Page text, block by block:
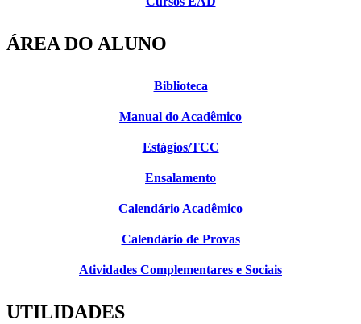
ÁREA DO ALUNO
Biblioteca
Manual do Acadêmico
Estágios/TCC
Ensalamento
Calendário Acadêmico
Calendário de Provas
Atividades Complementares e Sociais
UTILIDADES